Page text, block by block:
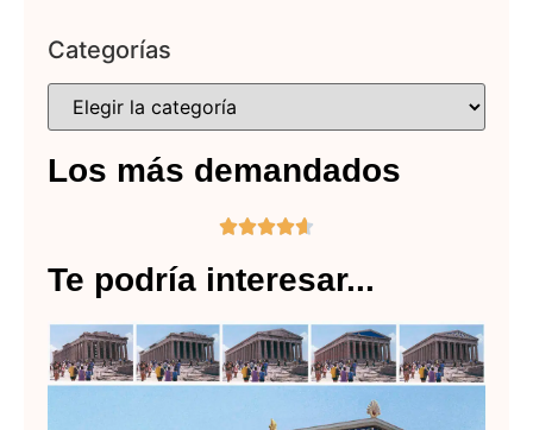
Categorías
Los más demandados

Te podría interesar...